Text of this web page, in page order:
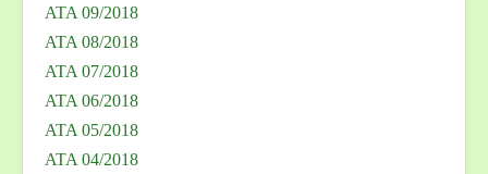
ATA 09/2018
ATA 08/2018
ATA 07/2018
ATA 06/2018
ATA 05/2018
ATA 04/2018